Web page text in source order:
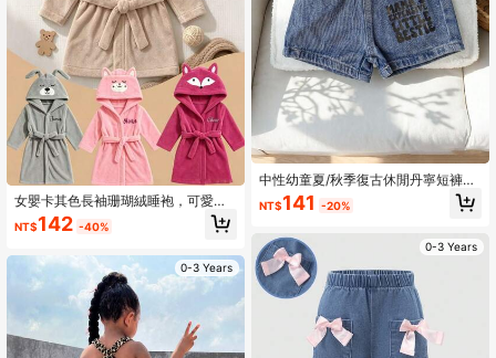
女嬰卡其色長袖珊瑚絨睡袍，可愛簡
約舒適柔軟冬季睡衣
NT$142 -40%
0-3 Years
中性幼童夏/秋季復古休閒丹寧短褲，
彈性腰頭，花蕾與字母印花，直筒褲
腿，適合戶外、度假與日常穿著，街
NT$141 -20%
0-3 Years